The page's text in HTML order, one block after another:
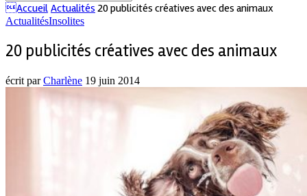
Accueil Actualités 20 publicités créatives avec des animaux
ActualitésInsolites
20 publicités créatives avec des animaux
écrit parCharlène 19 juin 2014